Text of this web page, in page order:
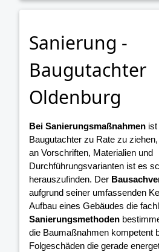
Sanierung -
Baugutachter
Oldenburg
Bei Sanierungsmaßnahmen
Baugutachter zu Rate zu
an Vorschriften, Materialien und
Durchführungsvarianten ist es
herauszufinden. Der
aufgrund seiner umfassenden
Aufbau eines Gebäudes die
Sanierungsmethoden
die Baumaßnahmen kompetent
Folgeschäden die gerade